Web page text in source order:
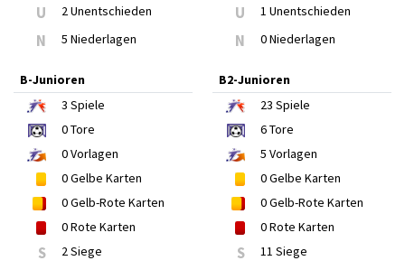
U 2 Unentschieden
N 5 Niederlagen
U 1 Unentschieden
N 0 Niederlagen
B-Junioren
3 Spiele
0Tore
0Vorlagen
0Gelbe Karten
0Gelb-Rote Karten
0Rote Karten
S 2 Siege
B2-Junioren
23 Spiele
6Tore
5 Vorlagen
0Gelbe Karten
0Gelb-Rote Karten
0Rote Karten
S 11 Siege